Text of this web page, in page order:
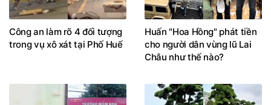
Công an làm rõ 4 đối tượng
trong vụ xô xát tại Phố Huế
Huấn "Hoa Hồng" phát tiền
cho người dân vùng lũ Lai
Châu như thế nào?